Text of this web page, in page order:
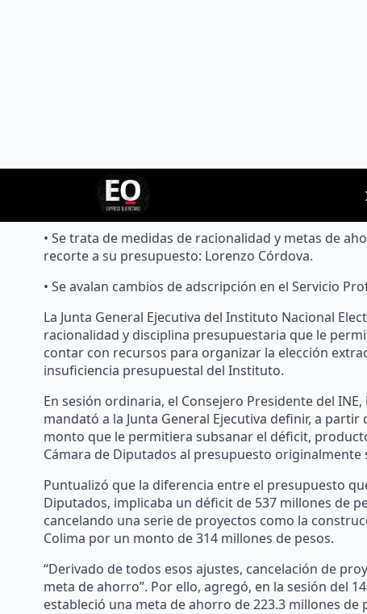
• Aprueba Junta General Ejecutiva medidas que le
• Se trata de medidas de racionalidad y metas de
recorte a su presupuesto: Lorenzo Córdova.
• Se avalan cambios de adscripción en el Servicio
La Junta General Ejecutiva del Instituto Nacional
racionalidad y disciplina presupuestaria que le
contar con recursos para organizar la elección
insuficiencia presupuestal del Instituto.
En sesión ordinaria, el Consejero Presidente del
mandató a la Junta General Ejecutiva definir, a
monto que le permitiera subsanar el déficit,
Cámara de Diputados al presupuesto
Puntualizó que la diferencia entre el presupuesto
Diputados, implicaba un déficit de 537 millones de
cancelando una serie de proyectos como la
Colima por un monto de 314 millones de pesos.
“Derivado de todos esos ajustes, cancelación de
meta de ahorro”. Por ello, agregó, en la sesión del
estableció una meta de ahorro de 223.3 millones de